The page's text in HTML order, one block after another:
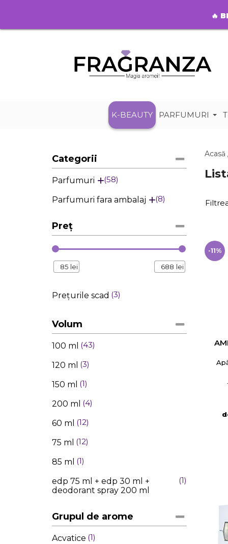
🔥
K-BEAUTY PARFUMURI
Categorii
Parfumuri 58
Parfumuri fara ambalaj 8
Preț
85 lei 688 lei
Prețurile scad 3
Volum
100 ml 43
120 ml 3
150 ml 1
200 ml 4
60 ml 12
75 ml 12
85 ml 1
edp 75 ml + edp 30 ml +
deodorant spray 200 ml
1
Grupul de arome
Acvatice 1
Acasă
-11%